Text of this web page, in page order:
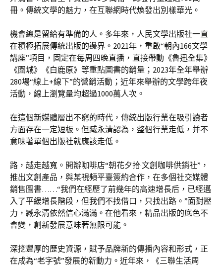
冊。傳統文學的魅力，在互聯網時代煥發出別樣華光。
機會總是留給有準備的人。多年來，人民文學出版社一直
在積極拓展傳統出版的邊界。2021年，重啟“朝內166文學
講座”項目，固定在每周四晚直播，直接帶動《魯迅全集》
《圍城》《白鹿原》等重點圖書的銷量；2023年全年舉辦
280場“線上+線下”的營銷活動；近年來舉辦的文學跨年夜
活動，線上瀏覽量均超過1000萬人次。
在這個新媒體層出不窮的時代，傳統出版行業在吸引讀者
方面存在一定短板。但臧永清認為，整個行業走低，并不
意味著單個出版社就應該走低。
路，越走越寬。開辦咖啡店“朝花夕拾·文創咖啡供銷社”，
推出文創產品，與某視頻平臺簽約合作，在多個社交媒體
銷售圖書……“我們在經歷了前幾年的高速增長后，已經邁
入了平緩增長階段，但我們不找借口，只找出路。”面對壓
力，臧永清依然信心滿滿。在他看來，精品出版的底色不
會變，創新發展意味著無限可能。
深挖豐厚的歷史資源，賦予品牌新的傳播內容和形式，正
在成為“老字號”發展的新動力。近年來，《三聯生活周